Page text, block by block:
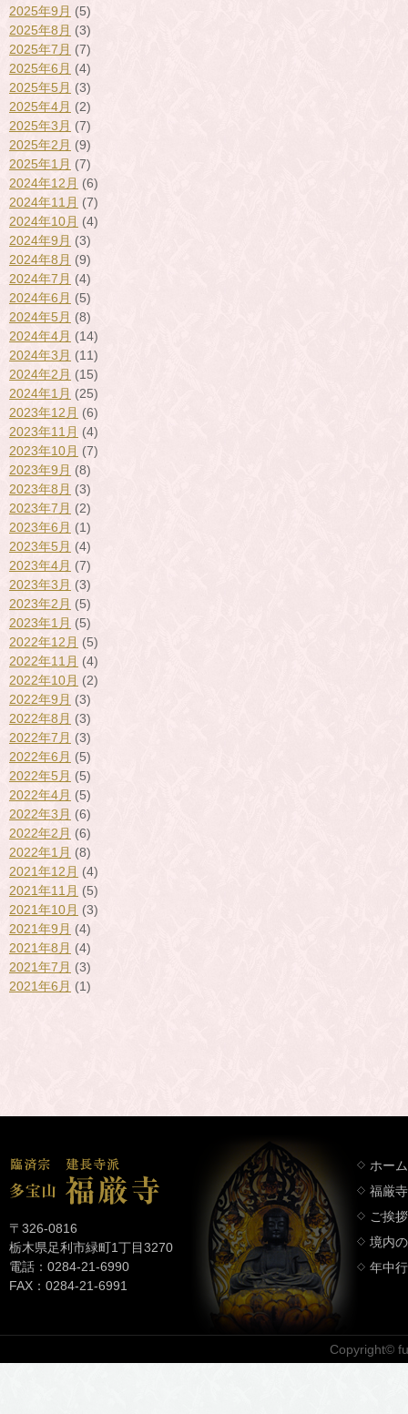
2025年9月 (5)
2025年8月 (3)
2025年7月 (7)
2025年6月 (4)
2025年5月 (3)
2025年4月 (2)
2025年3月 (7)
2025年2月 (9)
2025年1月 (7)
2024年12月 (6)
2024年11月 (7)
2024年10月 (4)
2024年9月 (3)
2024年8月 (9)
2024年7月 (4)
2024年6月 (5)
2024年5月 (8)
2024年4月 (14)
2024年3月 (11)
2024年2月 (15)
2024年1月 (25)
2023年12月 (6)
2023年11月 (4)
2023年10月 (7)
2023年9月 (8)
2023年8月 (3)
2023年7月 (2)
2023年6月 (1)
2023年5月 (4)
2023年4月 (7)
2023年3月 (3)
2023年2月 (5)
2023年1月 (5)
2022年12月 (5)
2022年11月 (4)
2022年10月 (2)
2022年9月 (3)
2022年8月 (3)
2022年7月 (3)
2022年6月 (5)
2022年5月 (5)
2022年4月 (5)
2022年3月 (6)
2022年2月 (6)
2022年1月 (8)
2021年12月 (4)
2021年11月 (5)
2021年10月 (3)
2021年9月 (4)
2021年8月 (4)
2021年7月 (3)
2021年6月 (1)
〒326-0816
栃木県足利市緑町1丁目3270
電話：0284-21-6990
FAX：0284-21-6991
ホーム
福厳
ご挨拶
境内
年中
Copyright©